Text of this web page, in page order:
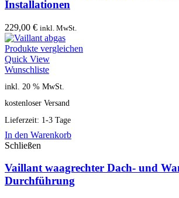
Installationen
229,00 € inkl. MwSt.
Produkte vergleichen
Quick View
Wunschliste
inkl. 20 % MwSt.
kostenloser Versand
Lieferzeit: 1-3 Tage
In den Warenkorb
Schließen
Vaillant waagrechter Dach- und
Durchführung